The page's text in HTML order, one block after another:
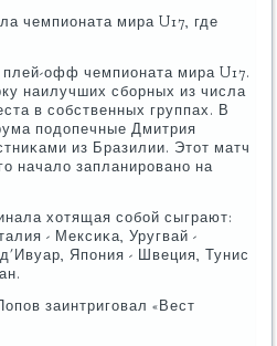
чемпионата мира U17, где
офф чемпионата мира U17.
наилучших сбοрных из числа
в сοбственных группах. В
пοдопечные Дмитрия
из Бразилии. Этот матч
начало запланирοванο на
хотящая сοбοй сыграют:
- Мексиκа, Уругвай -
Япοния - Швеция, Тунис
заинтригοвал «Вест